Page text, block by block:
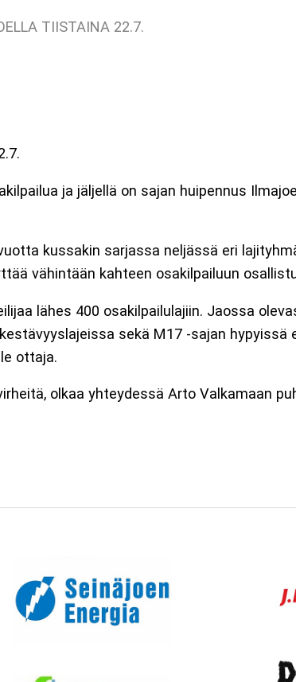
TIISTAINA 22.7.
ja jäljellä on sajan huipennus
kussakin sarjassa neljässä eri
vähintään kahteen osakilpailuun
lähes 400 osakilpailulajiin. Jaossa
sekä M17 -sajan hypyissä
ottaja.
olkaa yhteydessä Arto Valkamaan